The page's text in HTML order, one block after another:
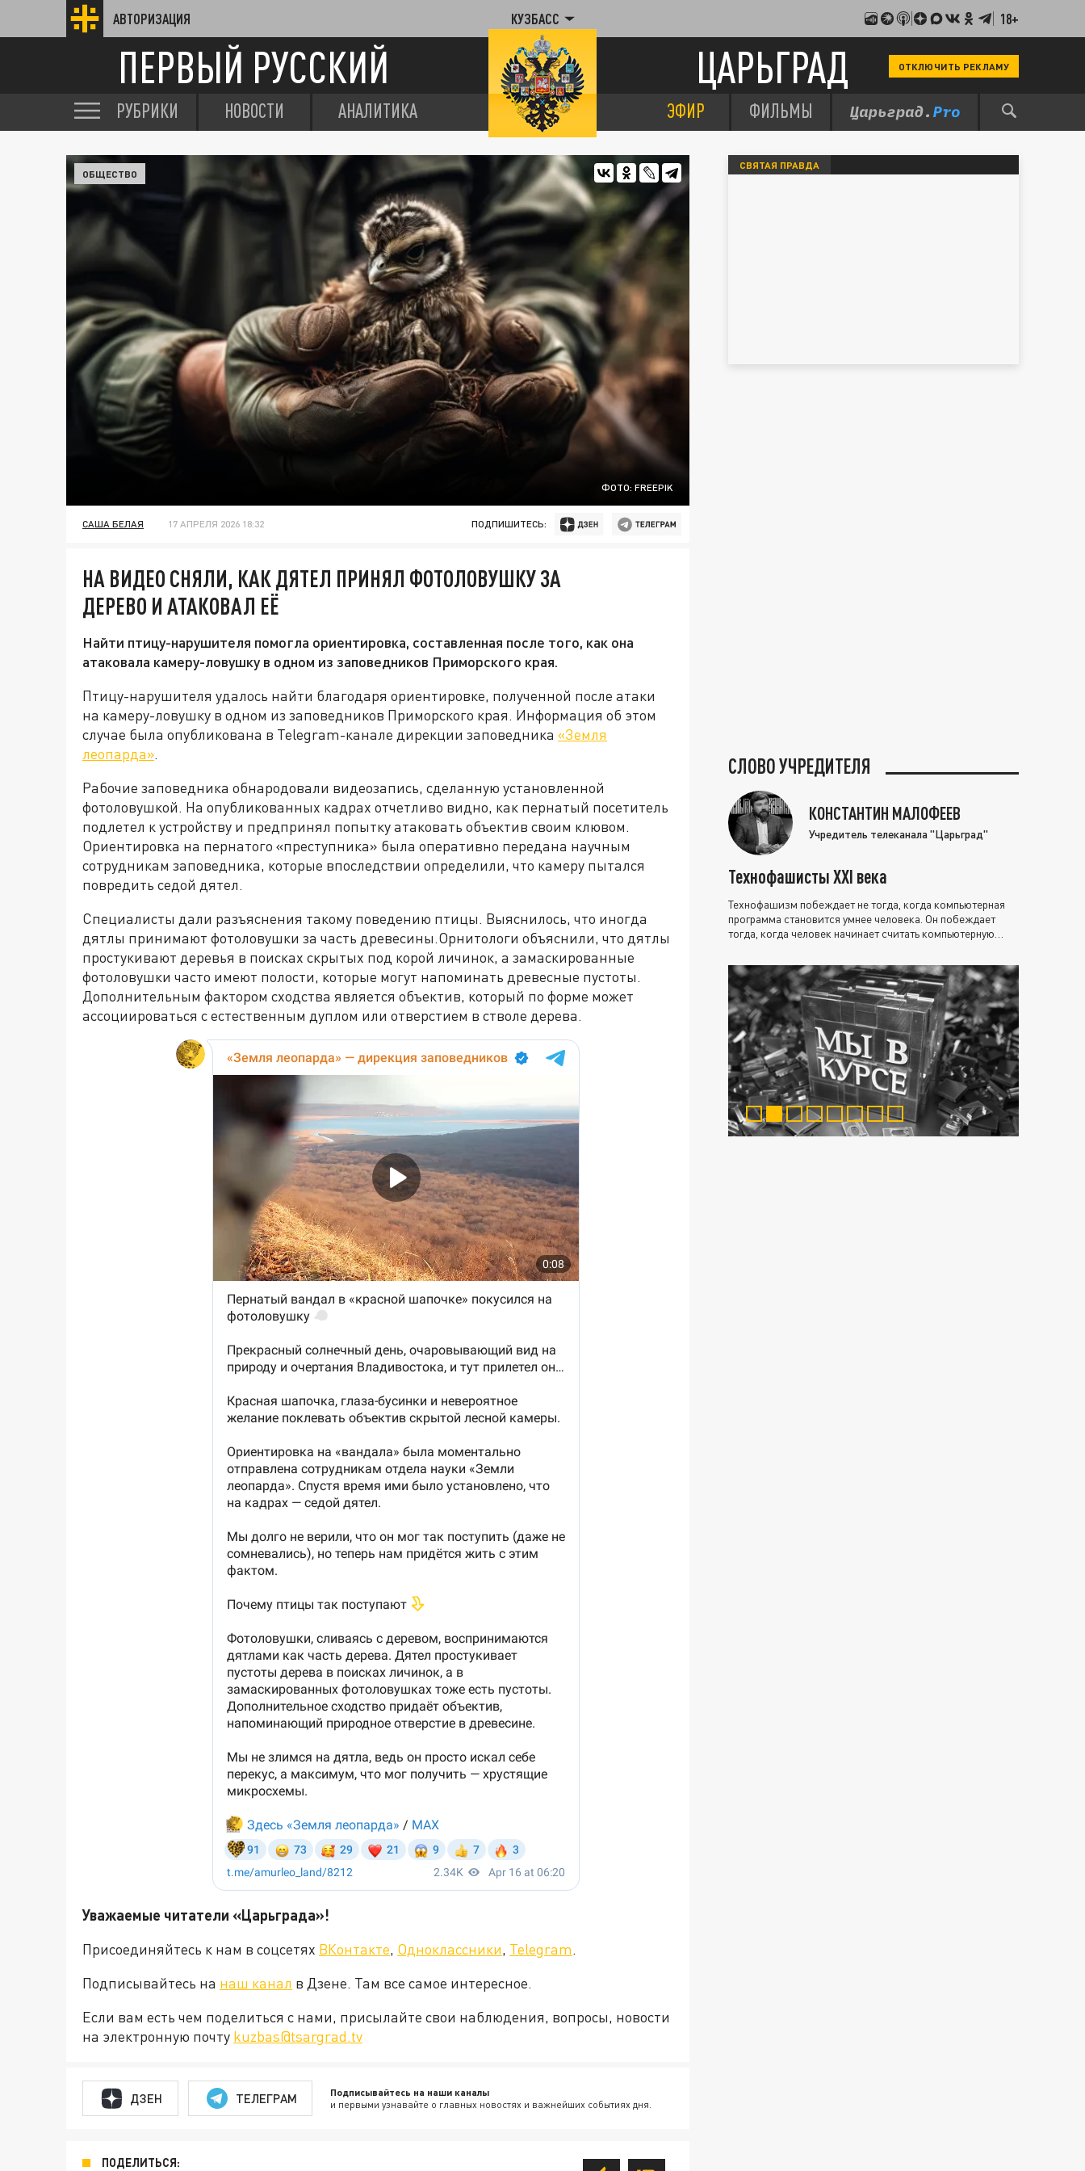
АВТОРИЗАЦИЯ КУЗБАСС 18+
ПЕРВЫЙ РУССКИЙ ЦАРЬГРАД ОТКЛЮЧИТЬ РЕКЛАМУ
РУБРИКИ НОВОСТИ АНАЛИТИКА ЭФИР ФИЛЬМЫ
ФОТО: FREEPIK
ОБЩЕСТВО
САША БЕЛАЯ 17 АПРЕЛЯ 2026 18:32 ПОДПИШИТЕСЬ:
НА ВИДЕО СНЯЛИ, КАК ДЯТЕЛ ПРИНЯЛ ФОТОЛОВУШКУ ЗА
ДЕРЕВО И АТАКОВАЛ ЕЁ
Найти птицу-нарушителя помогла ориентировка, составленная после того, как она
атаковала камеру-ловушку в одном из заповедников Приморского края.
Птицу-нарушителя удалось найти благодаря ориентировке, полученной после атаки
на камеру-ловушку в одном из заповедников Приморского края. Информация об этом
случае была опубликована в Telegram-канале дирекции заповедника «Земля
леопарда».
Рабочие заповедника обнародовали видеозапись, сделанную установленной
фотоловушкой. На опубликованных кадрах отчетливо видно, как пернатый посетитель
подлетел к устройству и предпринял попытку атаковать объектив своим клювом.
Ориентировка на пернатого «преступника» была оперативно передана научным
сотрудникам заповедника, которые впоследствии определили, что камеру пытался
повредить седой дятел.
Специалисты дали разъяснения такому поведению птицы. Выяснилось, что иногда
дятлы принимают фотоловушки за часть древесины.Орнитологи объяснили, что дятлы
простукивают деревья в поисках скрытых под корой личинок, а замаскированные
фотоловушки часто имеют полости, которые могут напоминать древесные пустоты.
Дополнительным фактором сходства является объектив, который по форме может
ассоциироваться с естественным дуплом или отверстием в стволе дерева.
Уважаемые читатели «Царьграда»!
Присоединяйтесь к нам в соцсетях ВКонтакте, Одноклассники, Telegram.
Подписывайтесь на наш канал в Дзене. Там все самое интересное.
Если вам есть чем поделиться с нами, присылайте свои наблюдения, вопросы, новости
на электронную почту kuzbas@tsargrad.tv
ДЗЕН ТЕЛЕГРАМ Подписывайтесь на наши каналы
и первыми узнавайте о главных новостях и важнейших событиях дня.
ПОДЕЛИТЬСЯ:
СВЯТАЯ ПРАВДА
СЛОВО УЧРЕДИТЕЛЯ
КОНСТАНТИН МАЛОФЕЕВ
Учредитель телеканала "Царьград"
Технофашисты XXI века
Технофашизм побеждает не тогда, когда компьютерная
программа становится умнее человека. Он побеждает
тогда, когда человек начинает считать компьютерную